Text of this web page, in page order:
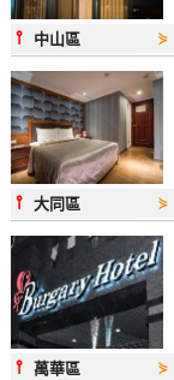
⫯ 中山區 ⋟
⫯大同區 ⋟
⫯萬華區 ⋟